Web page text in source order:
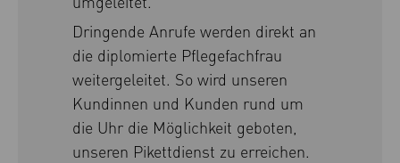
Dringende Anrufe werden direkt an
die diplomierte Pflegefachfrau
weitergeleitet. So wird unseren
Kundinnen und Kunden rund um
die Uhr die Möglichkeit geboten,
unseren Pikettdienst zu erreichen.